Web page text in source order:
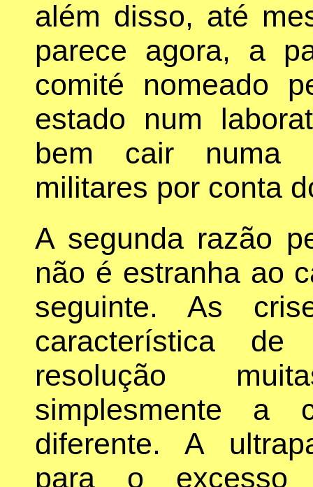
além disso, até
parece agora, a
comité nomeado
estado num
bem cair numa
militares por conta
A segunda razão
não é estranha ao
seguinte. As
característica
resolução
simplesmente a
diferente. A
para o